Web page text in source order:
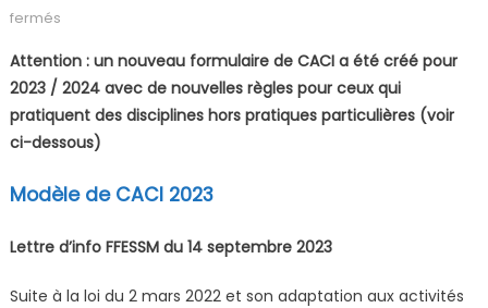
fermés
Attention : un nouveau formulaire de CACI a été créé pour
2023 / 2024 avec de nouvelles règles pour ceux qui
pratiquent des disciplines hors pratiques particulières (voir
ci-dessous)
Modèle de CACI 2023
Lettre d’info FFESSM du 14 septembre 2023
Suite à la loi du 2 mars 2022 et son adaptation aux activités